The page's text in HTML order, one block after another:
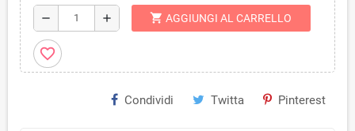
remove add shopping_cart AGGIUNGI AL CARRELLO
favorite_border
Condividi Twitta Pinterest